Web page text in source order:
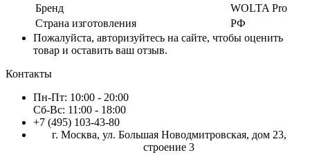
Бренд
WOLTA Pro
Страна изготовления
РФ
Пожалуйста, авторизуйтесь на сайте, чтобы оценить
товар и оставить ваш отзыв.
Контакты
Пн-Пт: 10:00 - 20:00
Сб-Вс: 11:00 - 18:00
+7 (495) 103-43-80
г. Москва, ул. Большая Новодмитровская, дом 23,
строение 3